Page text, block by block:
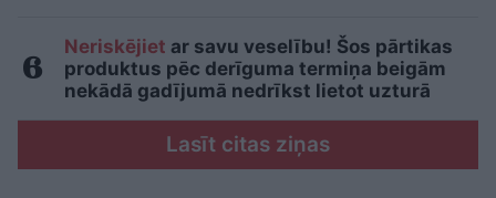
Neriskējiet ar savu veselību! Šos pārtikas
produktus pēc derīguma termiņa beigām
nekādā gadījumā nedrīkst lietot uzturā
Lasīt citas ziņas